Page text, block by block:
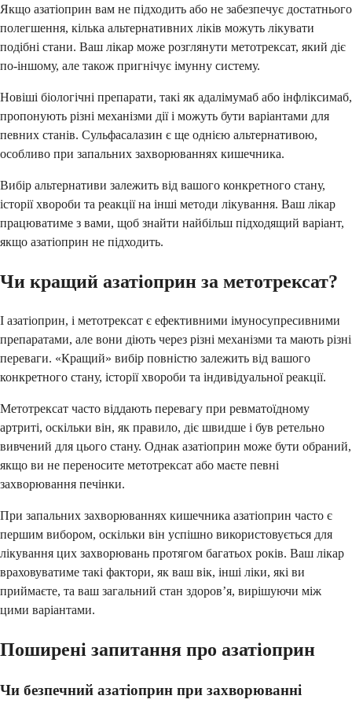
Якщо азатіоприн вам не підходить або не забезпечує достатнього
полегшення, кілька альтернативних ліків можуть лікувати
подібні стани. Ваш лікар може розглянути метотрексат, який діє
по-іншому, але також пригнічує імунну систему.
Новіші біологічні препарати, такі як адалімумаб або інфліксимаб,
пропонують різні механізми дії і можуть бути варіантами для
певних станів. Сульфасалазин є ще однією альтернативою,
особливо при запальних захворюваннях кишечника.
Вибір альтернативи залежить від вашого конкретного стану,
історії хвороби та реакції на інші методи лікування. Ваш лікар
працюватиме з вами, щоб знайти найбільш підходящий варіант,
якщо азатіоприн не підходить.
Чи кращий азатіоприн за метотрексат?
І азатіоприн, і метотрексат є ефективними імуносупресивними
препаратами, але вони діють через різні механізми та мають різні
переваги. «Кращий» вибір повністю залежить від вашого
конкретного стану, історії хвороби та індивідуальної реакції.
Метотрексат часто віддають перевагу при ревматоїдному
артриті, оскільки він, як правило, діє швидше і був ретельно
вивчений для цього стану. Однак азатіоприн може бути обраний,
якщо ви не переносите метотрексат або маєте певні
захворювання печінки.
При запальних захворюваннях кишечника азатіоприн часто є
першим вибором, оскільки він успішно використовується для
лікування цих захворювань протягом багатьох років. Ваш лікар
враховуватиме такі фактори, як ваш вік, інші ліки, які ви
приймаєте, та ваш загальний стан здоров’я, вирішуючи між
цими варіантами.
Поширені запитання про азатіоприн
Чи безпечний азатіоприн при захворюванні